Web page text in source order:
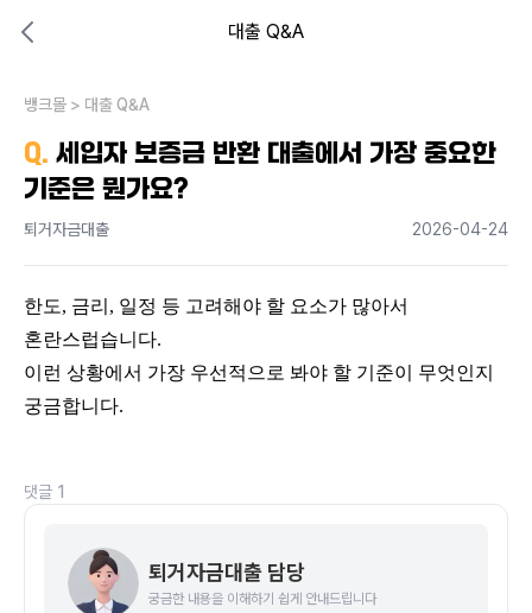
대출 Q&A
내 상황엔 어떤 방법이 있을까?
뱅크몰 > 대출 Q&A
Q. 세입자 보증금 반환 대출에서 가장 중요한
기준은 뭔가요?
퇴거자금대출 2026-04-24
한도, 금리, 일정 등 고려해야 할 요소가 많아서
혼란스럽습니다.
이런 상황에서 가장 우선적으로 봐야 할 기준이 무엇인지
궁금합니다.
댓글 1
퇴거자금대출 담당
궁금한 내용을 이해하기 쉽게 안내드립니다